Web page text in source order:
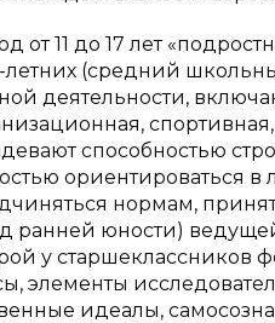
от 11 до 17 лет
летних (средний
деятельности,
способностью
ориентироваться в
нормам,
ранней юности)
у
элементы
идеалы,